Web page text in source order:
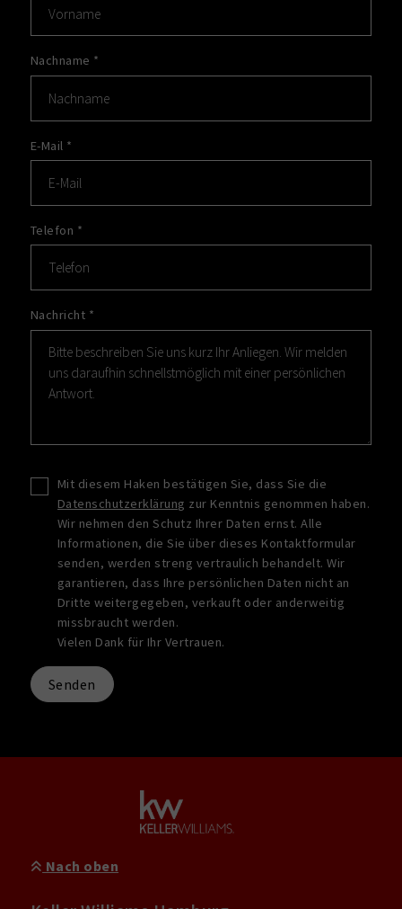
Nachname *
E-Mail *
Telefon *
Nachricht *
Mit diesem Haken bestätigen Sie, dass Sie die
Datenschutzerklärung zur Kenntnis genommen haben.
Wir nehmen den Schutz Ihrer Daten ernst. Alle
Informationen, die Sie über dieses Kontaktformular
senden, werden streng vertraulich behandelt. Wir
garantieren, dass Ihre persönlichen Daten nicht an
Dritte weitergegeben, verkauft oder anderweitig
missbraucht werden.
Vielen Dank für Ihr Vertrauen.
Senden
Nach oben